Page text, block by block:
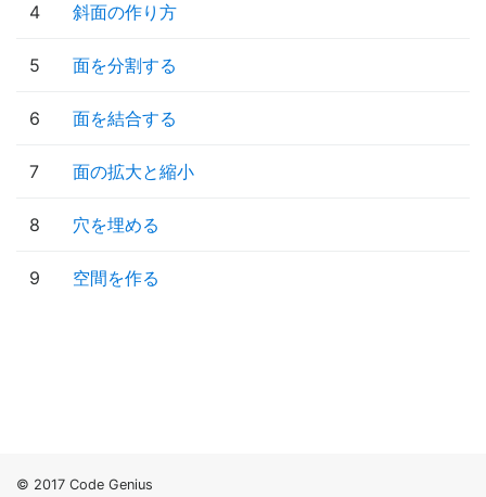
4 斜面の作り方
5 面を分割する
6 面を結合する
7 面の拡大と縮小
8 穴を埋める
9 空間を作る
© 2017 Code Genius